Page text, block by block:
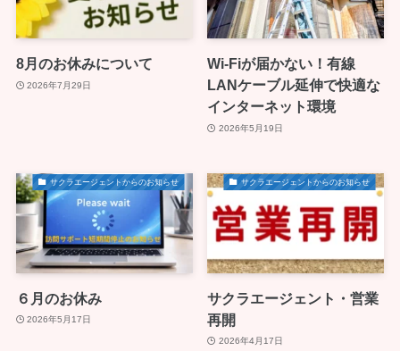
8月のお休みについて
2026年7月29日
Wi-Fiが届かない！有線
LANケーブル延伸で快適な
インターネット環境
2026年5月19日
サクラエージェントからのお知らせ
６月のお休み
2026年5月17日
サクラエージェントからのお知らせ
サクラエージェント・営業
再開
2026年4月17日